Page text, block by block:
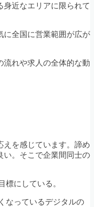
身近なエリアに限られて
に全国に営業範囲が広が
流れや求人の全体的な動
えを感じています。諦め
い。そこで企業間同士の
にしている。
なっているデジタルの